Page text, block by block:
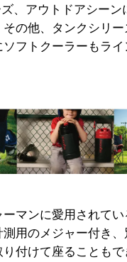
、アウトドアシーン
の他、タンクシリー
フトクーラーもライ
マンに愛用されて
用のメジャー付き
付けて座ることもで